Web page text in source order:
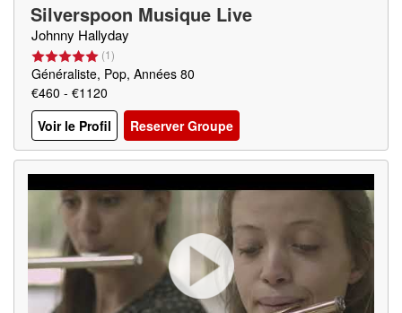
Silverspoon Musique Live
Johnny Hallyday
(1)
Généraliste, Pop, Années 80
€460 - €1120
Voir le Profil
Reserver Groupe